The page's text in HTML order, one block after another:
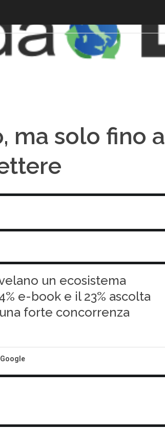
ma solo fino a
un ecosistema
e-book e il 23% ascolta
forte concorrenza